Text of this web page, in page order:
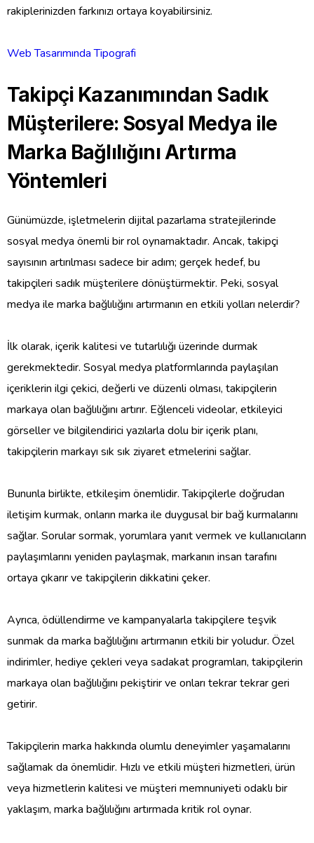
rakiplerinizden farkınızı ortaya koyabilirsiniz.
Web Tasarımında Tipografi
Takipçi Kazanımından Sadık
Müşterilere: Sosyal Medya ile
Marka Bağlılığını Artırma
Yöntemleri
Günümüzde, işletmelerin dijital pazarlama stratejilerinde
sosyal medya önemli bir rol oynamaktadır. Ancak, takipçi
sayısının artırılması sadece bir adım; gerçek hedef, bu
takipçileri sadık müşterilere dönüştürmektir. Peki, sosyal
medya ile marka bağlılığını artırmanın en etkili yolları nelerdir?
İlk olarak, içerik kalitesi ve tutarlılığı üzerinde durmak
gerekmektedir. Sosyal medya platformlarında paylaşılan
içeriklerin ilgi çekici, değerli ve düzenli olması, takipçilerin
markaya olan bağlılığını artırır. Eğlenceli videolar, etkileyici
görseller ve bilgilendirici yazılarla dolu bir içerik planı,
takipçilerin markayı sık sık ziyaret etmelerini sağlar.
Bununla birlikte, etkileşim önemlidir. Takipçilerle doğrudan
iletişim kurmak, onların marka ile duygusal bir bağ kurmalarını
sağlar. Sorular sormak, yorumlara yanıt vermek ve kullanıcıların
paylaşımlarını yeniden paylaşmak, markanın insan tarafını
ortaya çıkarır ve takipçilerin dikkatini çeker.
Ayrıca, ödüllendirme ve kampanyalarla takipçilere teşvik
sunmak da marka bağlılığını artırmanın etkili bir yoludur. Özel
indirimler, hediye çekleri veya sadakat programları, takipçilerin
markaya olan bağlılığını pekiştirir ve onları tekrar tekrar geri
getirir.
Takipçilerin marka hakkında olumlu deneyimler yaşamalarını
sağlamak da önemlidir. Hızlı ve etkili müşteri hizmetleri, ürün
veya hizmetlerin kalitesi ve müşteri memnuniyeti odaklı bir
yaklaşım, marka bağlılığını artırmada kritik rol oynar.